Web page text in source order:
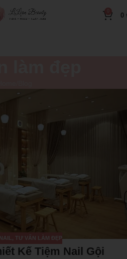
0
, TƯ VẤN LÀM ĐẸP
Kế Tiệm Nail Gội